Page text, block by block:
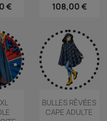
€ 108,00 €
BULLES RÊVẺES
CAPE ADULTE